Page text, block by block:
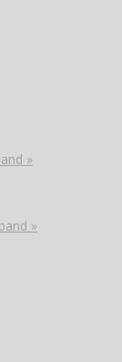
»
»